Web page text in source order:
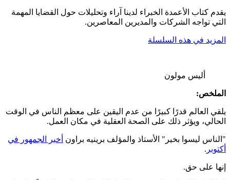
يقدم كتاب الأعمدة الخبراء لدينا آراء وتحليلات حول القضايا المهمة
التي تواجه الشركات والمديرين المعاصرين.
المزيد في هذه السلسلة
أليس مولون
الملخص:
يلقي العالم قدرًا كبيرًا من عدم اليقين على معظم الناس في الوقت
الحالي، ويؤثر ذلك على الصحة العقلية في مكان العمل.
"الناس ليسوا بخير" الأستاذ والمؤلف برينيه براون أخبر الجمهور في
أكتوبر .
إنها على حق.